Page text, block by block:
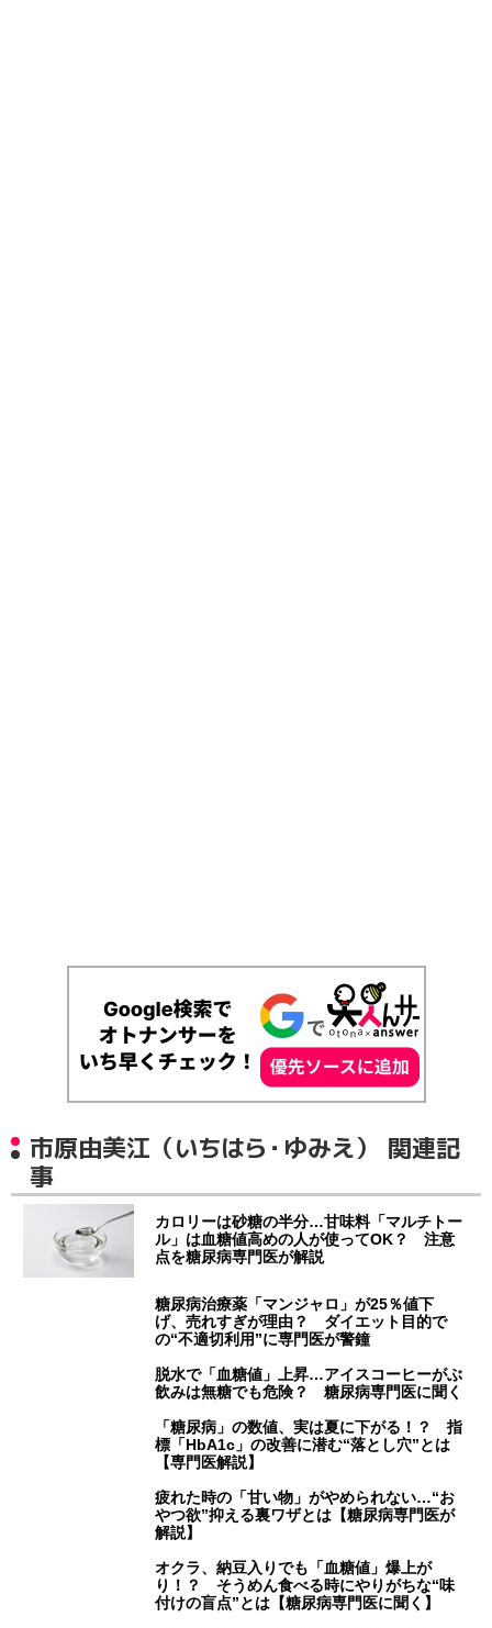
市原由美江（いちはら・ゆみえ） 関連記
事
カロリーは砂糖の半分…甘味料「マルチトー
ル」は血糖値高めの人が使ってOK？ 注意
点を糖尿病専門医が解説
糖尿病治療薬「マンジャロ」が25％値下
げ、売れすぎが理由？ ダイエット目的で
の“不適切利用”に専門医が警鐘
脱水で「血糖値」上昇…アイスコーヒーがぶ
飲みは無糖でも危険？ 糖尿病専門医に聞く
「糖尿病」の数値、実は夏に下がる！？ 指
標「HbA1c」の改善に潜む“落とし穴”とは
【専門医解説】
疲れた時の「甘い物」がやめられない…“お
やつ欲”抑える裏ワザとは【糖尿病専門医が
解説】
オクラ、納豆入りでも「血糖値」爆上が
り！？ そうめん食べる時にやりがちな“味
付けの盲点”とは【糖尿病専門医に聞く】